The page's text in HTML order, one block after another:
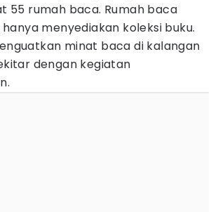
55 rumah baca. Rumah baca
menyediakan koleksi buku.
minat baca di kalangan
dengan kegiatan